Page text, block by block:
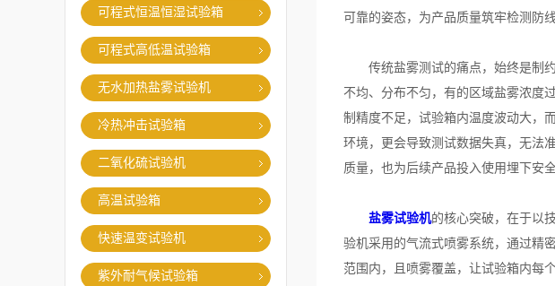
可程式恒温恒湿试验箱
可程式高低温试验箱
无水加热盐雾试验机
冷热冲击试验箱
二氧化硫试验机
高温试验箱
快速温变试验机
紫外耐气候试验箱
可靠的姿态，为产品质量筑牢检测防线
传统盐雾测试的痛点，始终是制约
不均、分布不匀，有的区域盐雾浓度
制精度不足，试验箱内温度波动大，
环境，更会导致测试数据失真，无法
质量，也为后续产品投入使用埋下安全
盐雾试验机的核心突破，在于以
验机采用的气流式喷雾系统，通过精
范围内，且喷雾覆盖，让试验箱内每